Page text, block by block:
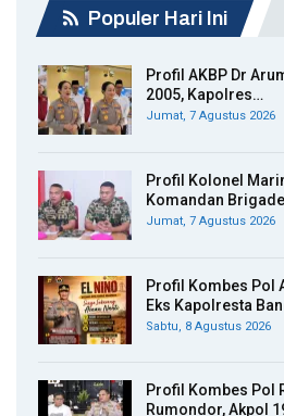
Populer Hari Ini
Profil AKBP Dr
2005, Kapolres…
Jumat, 7 Agustus 2026
Profil Kolonel
Komandan
Jumat, 7 Agustus 2026
Profil Kombes Pol
Eks Kapolresta
Sabtu, 8 Agustus 2026
Profil Kombes Pol
Rumondor, Akpol